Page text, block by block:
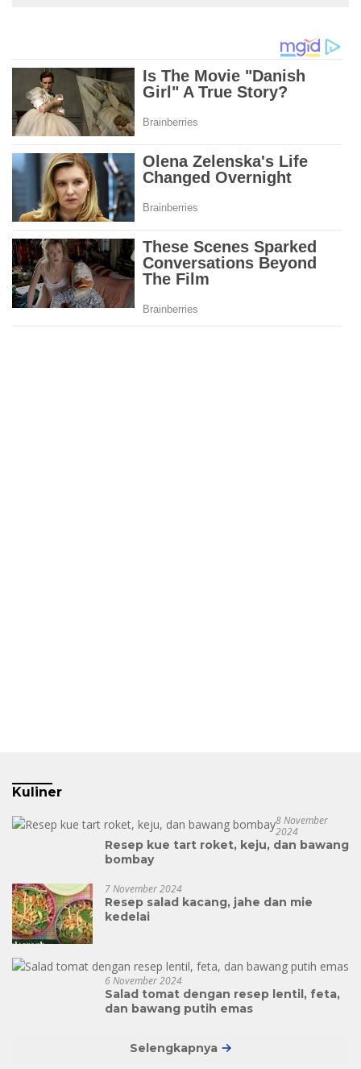
Kuliner
8 November
2024
Resep kue tart roket, keju, dan bawang
bombay
7 November 2024
Resep salad kacang, jahe dan mie
kedelai
6 November 2024
Salad tomat dengan resep lentil, feta,
dan bawang putih emas
Selengkapnya